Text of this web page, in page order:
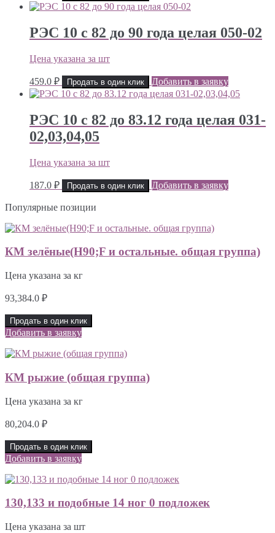
РЭС 10 с 82 до 90 года целая 050-02
Цена указана за шт
459.0 ₽ Продать в один клик Добавить в заявку
РЭС 10 с 82 до 83.12 года целая 031-
02,03,04,05
Цена указана за шт
187.0 ₽ Продать в один клик Добавить в заявку
Популярные позиции
КМ зелёные(H90;F и остальные. общая группа)
Цена указана за кг
93,384.0 ₽
Продать в один клик
Добавить в заявку
КМ рыжие (общая группа)
Цена указана за кг
80,204.0 ₽
Продать в один клик
Добавить в заявку
130,133 и подобные 14 ног 0 подложек
Цена указана за шт